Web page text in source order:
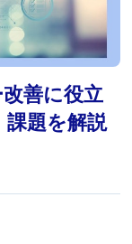
善に役立
題を解説